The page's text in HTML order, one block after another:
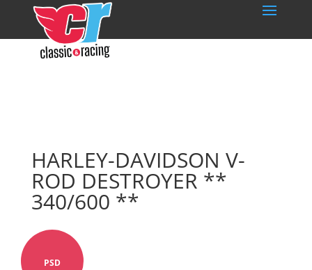
HARLEY-DAVIDSON V-
ROD DESTROYER **
340/600 **
PSD